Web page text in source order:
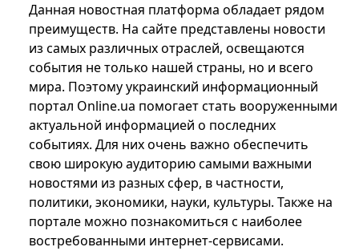
Данная новостная платформа обладает рядом
преимуществ. На сайте представлены новости
из самых различных отраслей, освещаются
события не только нашей страны, но и всего
мира. Поэтому украинский информационный
портал Online.ua помогает стать вооруженными
актуальной информацией о последних
событиях. Для них очень важно обеспечить
свою широкую аудиторию самыми важными
новостями из разных сфер, в частности,
политики, экономики, науки, культуры. Также на
портале можно познакомиться с наиболее
востребованными интернет-сервисами.